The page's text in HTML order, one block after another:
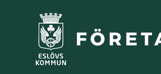
till innehåll
huvudmeny